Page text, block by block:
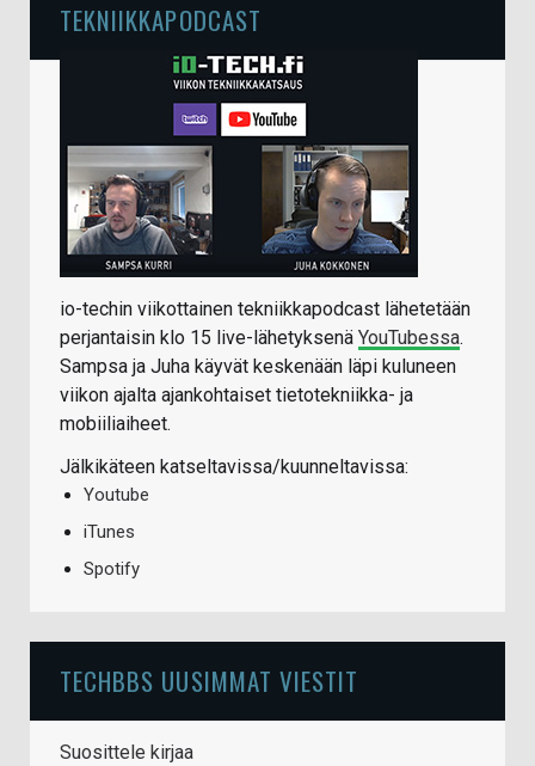
TEKNIIKKAPODCAST
io-techin viikottainen tekniikkapodcast lähetetään
perjantaisin klo 15 live-lähetyksenä YouTubessa.
Sampsa ja Juha käyvät keskenään läpi kuluneen
viikon ajalta ajankohtaiset tietotekniikka- ja
mobiiliaiheet.
Jälkikäteen katseltavissa/kuunneltavissa:
Youtube
iTunes
Spotify
TECHBBS UUSIMMAT VIESTIT
Suosittele kirjaa